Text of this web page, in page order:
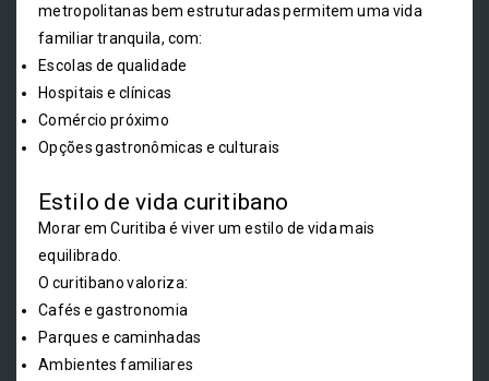
metropolitanas bem estruturadas permitem uma vida
familiar tranquila, com:
Escolas de qualidade
Hospitais e clínicas
Comércio próximo
Opções gastronômicas e culturais
Estilo de vida curitibano
Morar em Curitiba é viver um estilo de vida mais
equilibrado.
O curitibano valoriza:
Cafés e gastronomia
Parques e caminhadas
Ambientes familiares